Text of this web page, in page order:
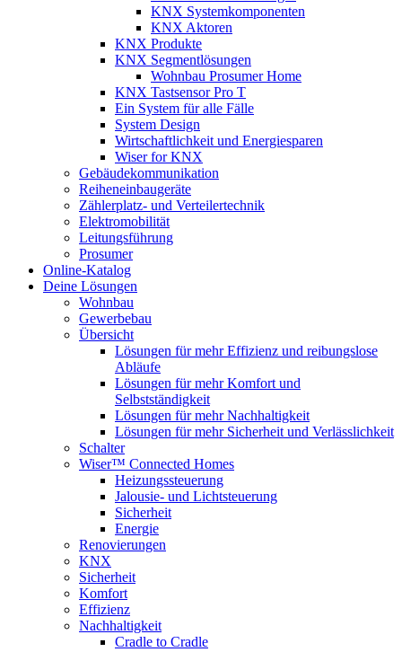
KNX Systemkomponenten
KNX Aktoren
KNX Produkte
KNX Segmentlösungen
Wohnbau Prosumer Home
KNX Tastsensor Pro T
Ein System für alle Fälle
System Design
Wirtschaftlichkeit und Energiesparen
Wiser for KNX
Gebäudekommunikation
Reiheneinbaugeräte
Zählerplatz- und Verteilertechnik
Elektromobilität
Leitungsführung
Prosumer
Online-Katalog
Deine Lösungen
Wohnbau
Gewerbebau
Übersicht
Lösungen für mehr Effizienz und reibungslose
Abläufe
Lösungen für mehr Komfort und
Selbstständigkeit
Lösungen für mehr Nachhaltigkeit
Lösungen für mehr Sicherheit und Verlässlichkeit
Schalter
Wiser™ Connected Homes
Heizungssteuerung
Jalousie- und Lichtsteuerung
Sicherheit
Energie
Renovierungen
KNX
Sicherheit
Komfort
Effizienz
Nachhaltigkeit
Cradle to Cradle